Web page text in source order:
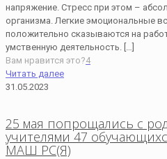
напряжение. Стресс при этом –
организма. Легкие эмоциональные
положительно сказываются на
умственную деятельность.
Вам нравится это?4
Читать далее
31.05.2023
25 мая попрощались с
учителями 47
МАШ РС(Я)